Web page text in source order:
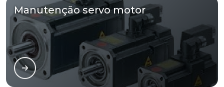
Manutenção servo motor